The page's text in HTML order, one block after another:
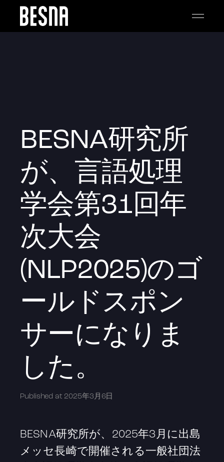
BESNA研究所
が、言語処理
学会第31回年
次大会
(NLP2025)のゴ
ールドスポン
サーになりま
した。
Published at 2025年3月6日
BESNA研究所が、2025年3月に出島
メッセ長崎で開催される一般社団法